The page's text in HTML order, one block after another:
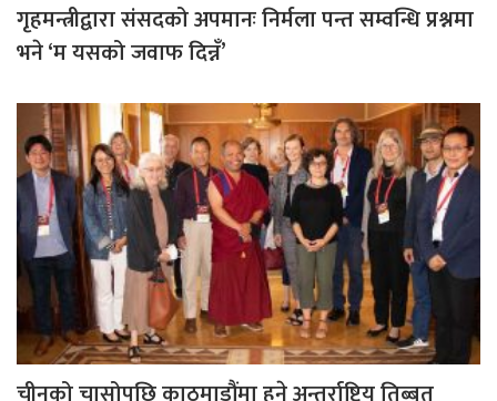
गृहमन्त्रीद्वारा संसदको अपमानः निर्मला पन्त सम्वन्धि प्रश्नमा
भने ‘म यसको जवाफ दिन्नँ’